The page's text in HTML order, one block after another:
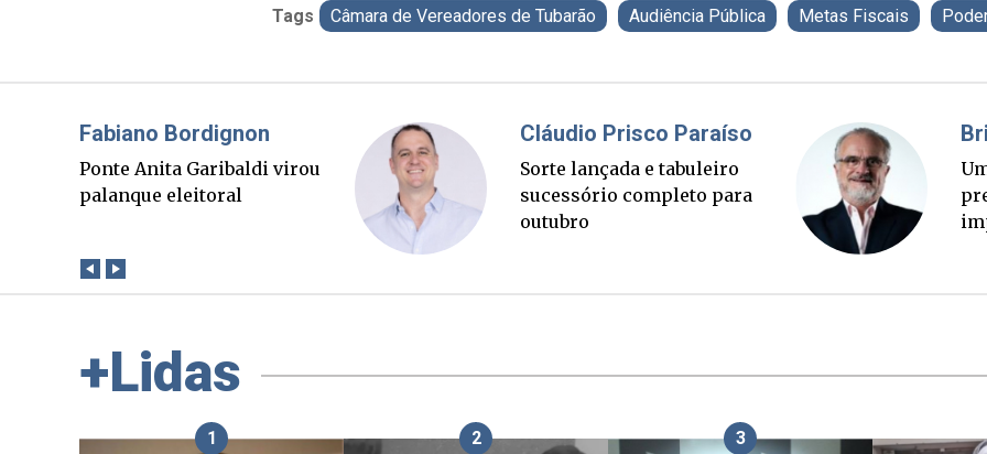
Tags Câmara de Vereadores de Tubarão Audiência Pública Metas Fiscais
Misael Elias
O Boato corre mais rápido
que a verdade. Mas quem
Fabiano Bordignon
Ponte Anita Garibaldi virou
palanque eleitoral
+Lidas
1 2 3